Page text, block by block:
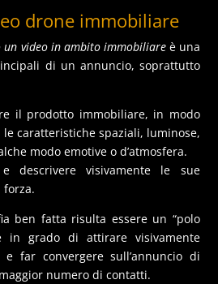
drone immobiliare
un video in ambito immobiliareè una
di un annuncio, soprattutto
il prodotto immobiliare, in modo
caratteristiche spaziali, luminose,
modo emotive o d’atmosfera.
descrivere visivamente le sue
ben fatta risulta essere un “polo
in grado di attirare visivamente
e far convergere sull’annuncio di
numero di contatti.